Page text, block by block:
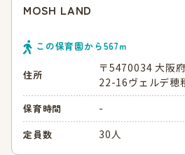
MOSH LAND
この保育園から567ｍ
住所
〒5470034 大阪
22-16ヴェルデ穂
保育時間 -
定員数 30人